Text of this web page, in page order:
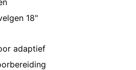
18"
adaptief